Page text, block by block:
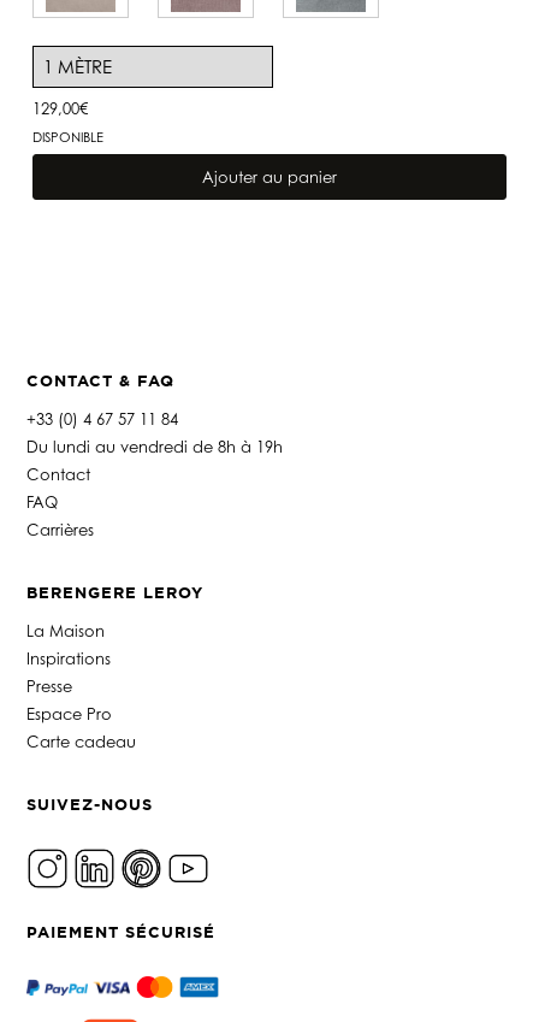
129,00€
DISPONIBLE
quantité
Ajouter au panier
CONTACT & FAQ
+33 (0) 4 67 57 11 84
Du lundi au vendredi de 8h à 19h
Contact
FAQ
Carrières
BERENGERE LEROY
La Maison
Inspirations
Presse
Espace Pro
Carte cadeau
SUIVEZ-NOUS
PAIEMENT SÉCURISÉ